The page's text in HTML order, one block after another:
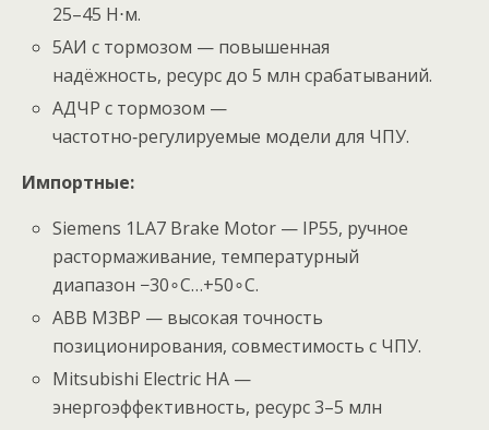
25–45 Н⋅м.
5АИ с тормозом — повышенная
надёжность, ресурс до 5 млн срабатываний.
АДЧР с тормозом —
частотно‑регулируемые модели для ЧПУ.
Импортные:
Siemens 1LA7 Brake Motor — IP55, ручное
растормаживание, температурный
диапазон −30∘C…+50∘C.
ABB M3BP — высокая точность
позиционирования, совместимость с ЧПУ.
Mitsubishi Electric HA —
энергоэффективность, ресурс 3–5 млн